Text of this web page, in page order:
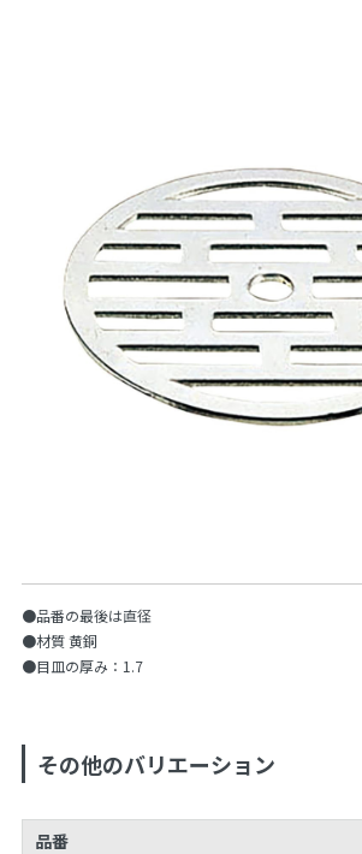
●品番の最後は直径
●材質 黄銅
●目皿の厚み：1.7
その他のバリエーション
品番